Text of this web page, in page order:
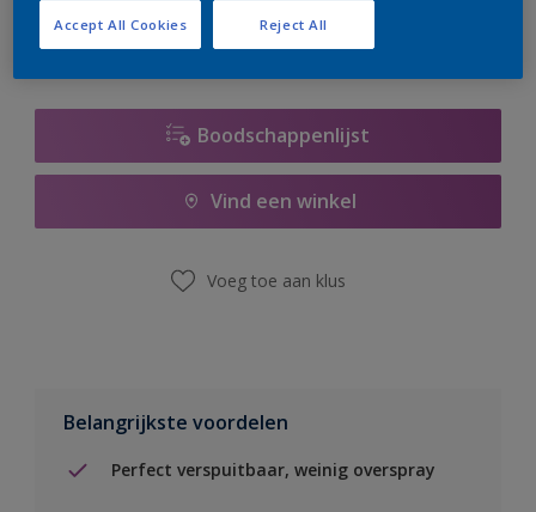
Boodschappenlijst
Vind een winkel
Voeg toe aan klus
Belangrijkste voordelen
Perfect verspuitbaar, weinig overspray
Reject All
Accept All Cookies